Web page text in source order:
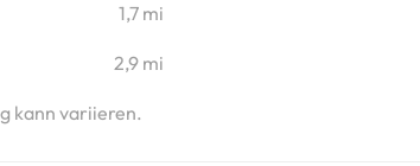
1,7 mi
2,9 mi
kann variieren.